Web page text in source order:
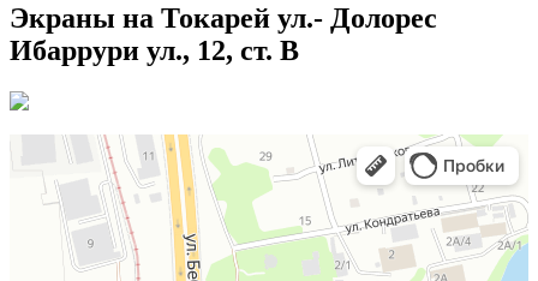
Экраны на Токарей ул.- Долорес
Ибаррури ул., 12, ст. В